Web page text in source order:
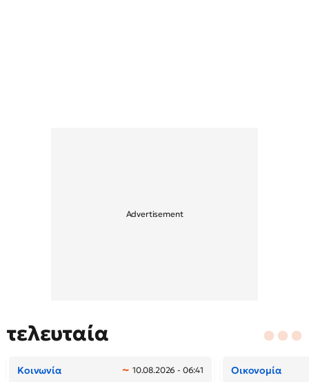
τελευταία
Κοινωνία 10.08.2026 - 06:41 Οικονομία